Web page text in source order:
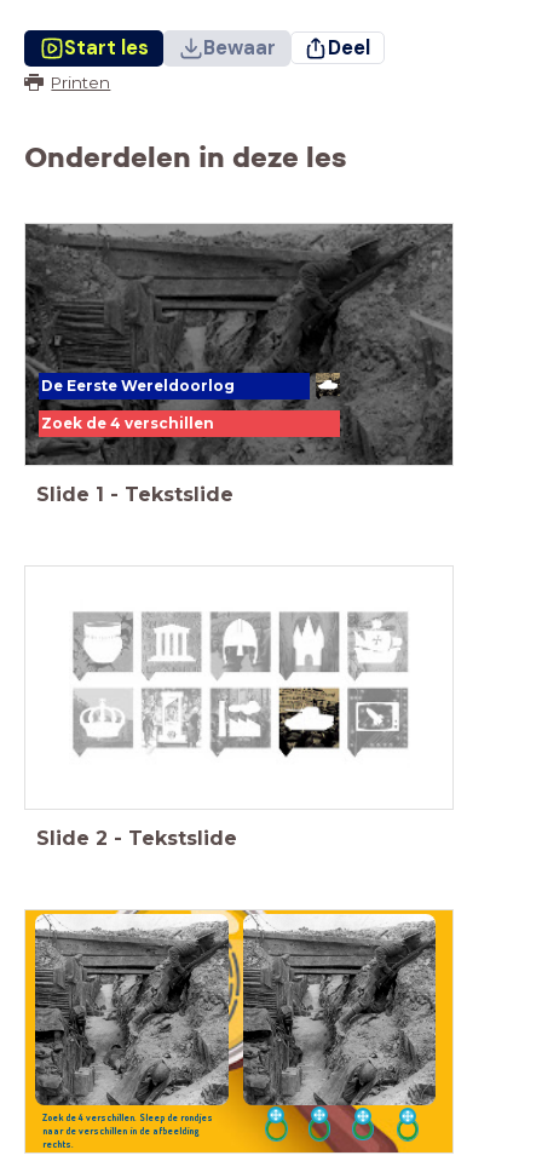
Start les Bewaar Deel
Printen
Onderdelen in deze les
De Eerste Wereldoorlog
Zoek de 4 verschillen
Slide 1 - Tekstslide
Slide 2 - Tekstslide
Zoek de 4 verschillen. Sleep de rondjes
naar de verschillen in de afbeelding
rechts.